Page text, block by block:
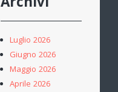
Luglio 2026
Giugno 2026
Maggio 2026
Aprile 2026